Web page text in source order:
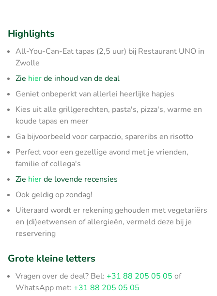
Highlights
All-You-Can-Eat tapas (2,5 uur) bij Restaurant UNO in
Zwolle
Zie hierde inhoud van de deal
Geniet onbeperkt van allerlei heerlijke hapjes
Kies uit alle grillgerechten, pasta's, pizza's, warme en
koude tapas en meer
Ga bijvoorbeeld voor carpaccio, spareribs en risotto
Perfect voor een gezellige avond met je vrienden,
familie of collega's
Zie hierde lovende recensies
Ook geldig op zondag!
Uiteraard wordt er rekening gehouden met vegetariërs
en (di)eetwensen of allergieën, vermeld deze bij je
reservering
Grote kleine letters
Vragen over de deal? Bel: +31 88 205 05 05 of
WhatsApp met: +31 88 205 05 05